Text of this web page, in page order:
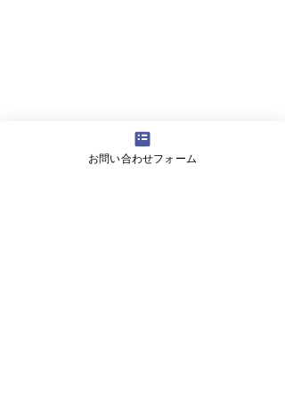
お問い合わせフォーム